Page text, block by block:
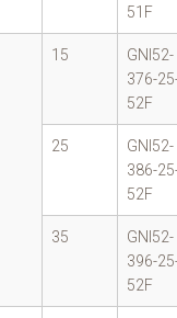
51F
15
GNI52-
376-
52F
25
GNI52-
386-
52F
35
GNI52-
396-
52F